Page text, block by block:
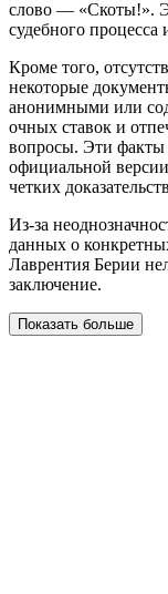
слово — «Скоты!».
судебного процесса
Кроме того,
некоторые
анонимными или
очных ставок и
вопросы. Эти факты
официальной
четких
Из-за
данных о
Лаврентия Берии
заключение.
Показать больше